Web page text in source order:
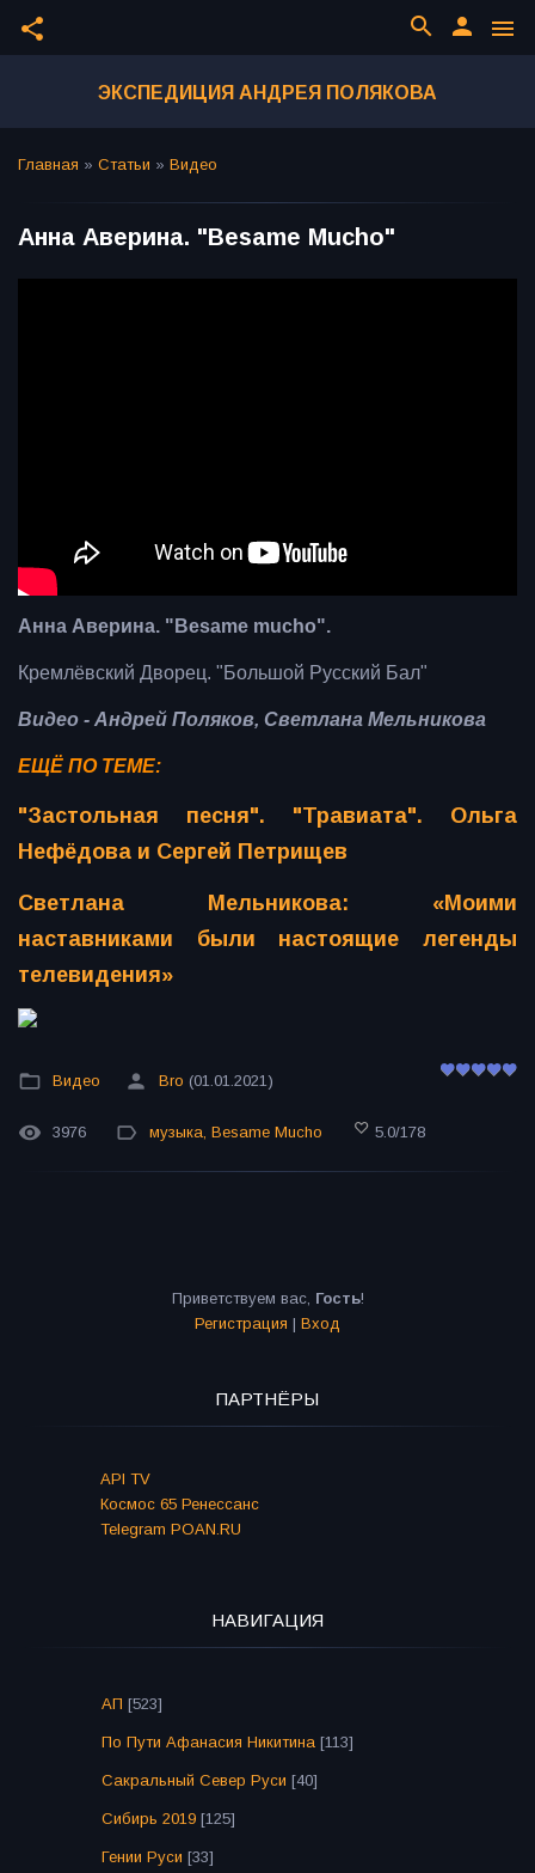
share menu
person
search
ЭКСПЕДИЦИЯ АНДРЕЯ ПОЛЯКОВА
Главная » Статьи » Видео
Анна Аверина. "Besame Mucho"
Анна Аверина. "Besame mucho".
Кремлёвский Дворец. "Большой Русский Бал"
Видео - Андрей Поляков, Светлана Мельникова
ЕЩЁ ПО ТЕМЕ:
"Застольная песня". "Травиата". Ольга
Нефёдова и Сергей Петрищев
Светлана Мельникова: «Моими
наставниками были настоящие легенды
телевидения»
Видео Bro (01.01.2021)
3976 музыка, Besame Mucho 5.0/178
Приветствуем вас, Гость!
Регистрация | Вход
ПАРТНЁРЫ
API TV
Космос 65 Ренессанс
Telegram POAN.RU
НАВИГАЦИЯ
АП [523]
По Пути Афанасия Никитина [113]
Сакральный Север Руси [40]
Сибирь 2019 [125]
Гении Руси [33]